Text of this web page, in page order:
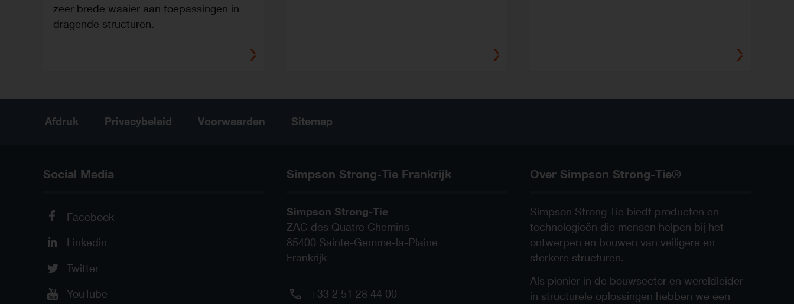
zeer brede waaier aan toepassingen in
dragende structuren.
Afdruk Privacybeleid Voorwaarden Sitemap
Over Simpson Strong-Tie®
Simpson Strong Tie biedt producten en
technologieën die mensen helpen bij het
ontwerpen en bouwen van veiligere en
sterkere structuren.
Als pionier in de bouwsector en wereldleider
in structurele oplossingen hebben we een
Simpson Strong-Tie Frankrijk
Simpson Strong-Tie
ZAC des Quatre Chemins
85400 Sainte-Gemme-la-Plaine
Frankrijk
+33 2 51 28 44 00
Social Media
Facebook
Linkedin
Twitter
YouTube